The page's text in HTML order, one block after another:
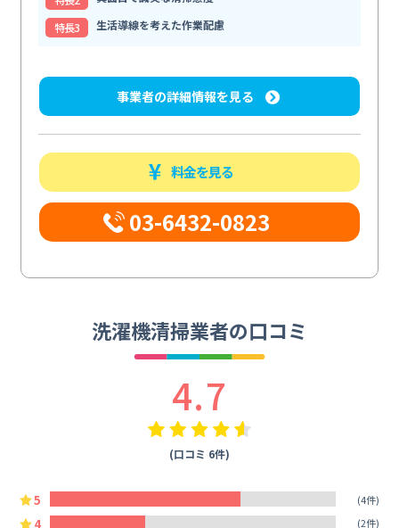
特⻑3
生活導線を考えた作業配慮
事業者の詳細情報を見る
料金を見る
03-6432-0823
洗濯機清掃業者の口コミ
4.7
(口コミ 6件)
5 (4件)
4 (2件)